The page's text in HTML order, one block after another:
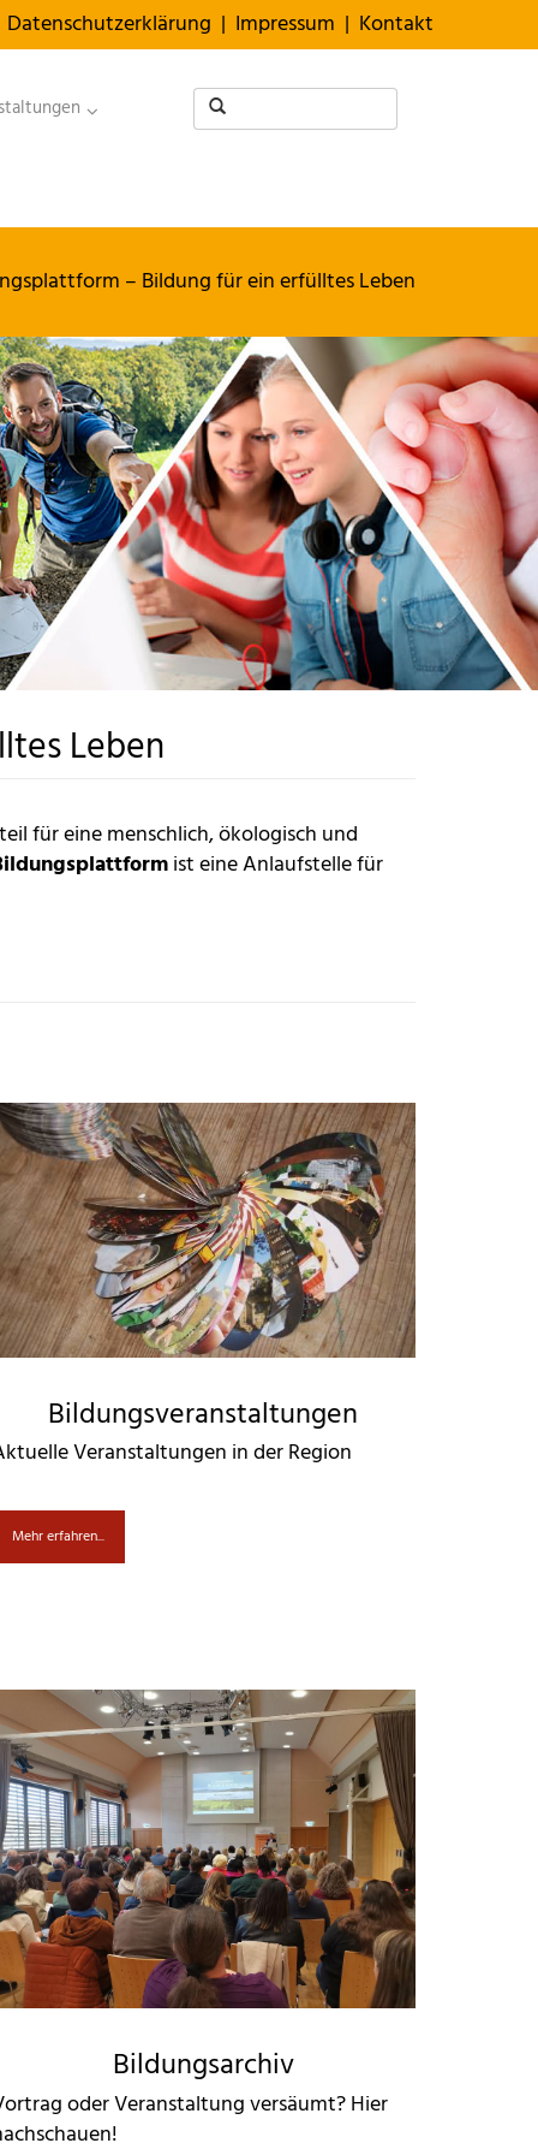
Datenschutzerklärung | Impressum | Kontakt
– Bildung für ein erfülltes Leben
Leben
für eine menschlich, ökologisch und
ist eine Anlaufstelle für
Bildungsveranstaltungen
Veranstaltungen in der Region
Mehr erfahren...
Bildungsarchiv
oder Veranstaltung versäumt? Hier